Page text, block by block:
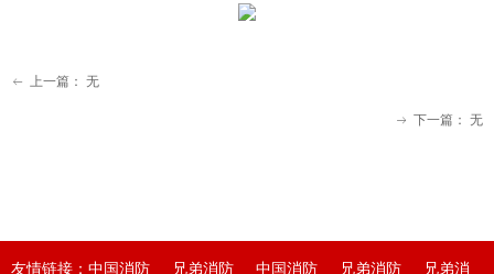
ꂃ 上一篇： 无
ꁹ 下一篇： 无
友情链接：中国消防 兄弟消防 中国消防 兄弟消防 兄弟消